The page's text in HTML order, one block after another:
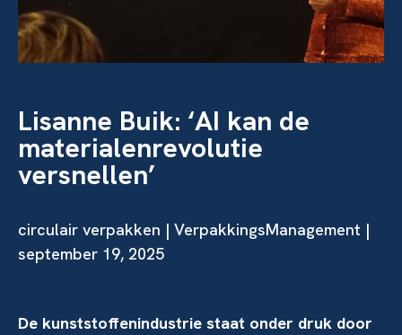
Lisanne Buik: ‘AI kan de
materialenrevolutie
versnellen’
circulair verpakken | VerpakkingsManagement |
september 19, 2025
De kunststoffenindustrie staat onder druk door